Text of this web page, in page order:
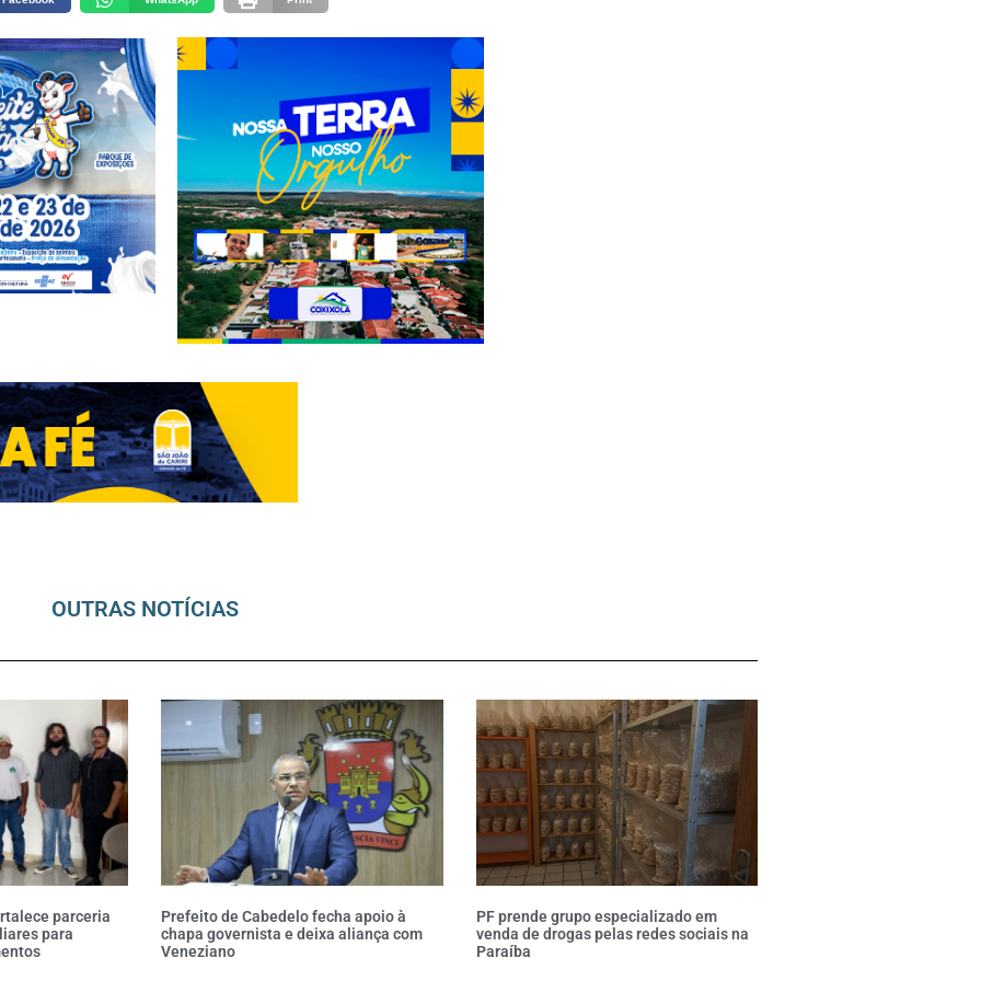
OUTRAS NOTÍCIAS
parceria
para
Prefeito de Cabedelo fecha apoio à
chapa governista e deixa aliança com
Veneziano
PF prende grupo especializado em
venda de drogas pelas redes sociais na
Paraíba